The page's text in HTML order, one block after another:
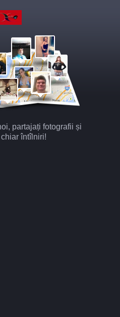
partajați fotografii și
întîlniri!